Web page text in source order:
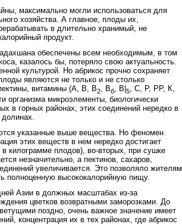
максимально могли использоваться для
хозяйства. А главное, плоды их,
в длительно хранимый, не
продукт.
обеспечены всем необходимым, в том
казалось бы, потеряло свою актуальность.
культурой. Но абрикос прочно сохраняет
являются не только и не столько
витамины (А, В, В2, Вб, В| 5, С, Р, РР, К,
микроэлементы, биологически
в горных районах, этих соединений нередко в
указанные выше вещества. Но феномен
этих веществ в нем нередко достигает
килограмме плодов), во-вторых, при сушке
незначительно, а пектинов, сахаров,
увеличивается. Это позволяло жителям
полноценную высококалорийную пищу.
Азии в должных масштабах из-за
цветков возвратными заморозками. До
поздно, очень важное значение имеет
концентрация их в тех районах, где абрикос